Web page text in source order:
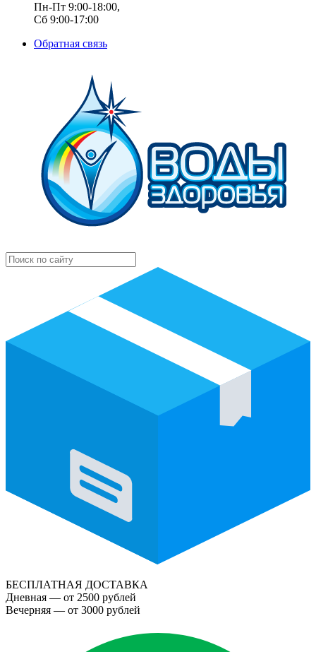
Пн-Пт 9:00-18:00,
Сб 9:00-17:00
Обратная связь
БЕСПЛАТНАЯ ДОСТАВКА
Дневная — от 2500 рублей
Вечерняя — от 3000 рублей